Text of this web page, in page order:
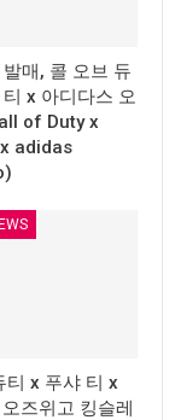
매, 콜 오브 듀
x 아디다스 오
of Duty x
adidas
티 x 푸샤 티 x
즈위고 킹슬레